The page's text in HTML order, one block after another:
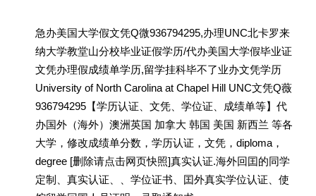
急办美国大学假文凭Q微936794295,办理UNC北卡罗来
纳大学教堂山分校毕业证假学历/代办美国大学假毕业证
文凭办理假成绩单学历,留学挂科毕不了业办文凭学历
University of North Carolina at Chapel Hill UNC文凭Q薇
936794295【学历认证、文凭、学位证、成绩单等】代
办国外（海外）澳洲英国 加拿大 韩国 美国 新西兰 等各
大学，修改成绩单分数，学历认证，文凭，diploma，
degree [删除请点击网页快照]真实认证.海外回囯的同学
定制、真实认证、、学位证书、囯外真实学位认证、使